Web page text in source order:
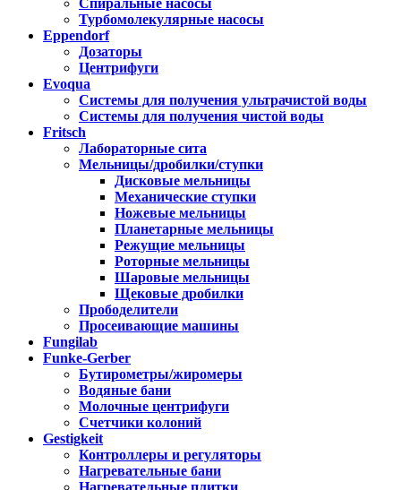
Спиральные насосы
Турбомолекулярные насосы
Eppendorf
Дозаторы
Центрифуги
Evoqua
Системы для получения ультрачистой воды
Системы для получения чистой воды
Fritsch
Лабораторные сита
Мельницы/дробилки/ступки
Дисковые мельницы
Механические ступки
Ножевые мельницы
Планетарные мельницы
Режущие мельницы
Роторные мельницы
Шаровые мельницы
Щековые дробилки
Прободелители
Просеивающие машины
Fungilab
Funke-Gerber
Бутирометры/жиромеры
Водяные бани
Молочные центрифуги
Счетчики колоний
Gestigkeit
Контроллеры и регуляторы
Нагревательные бани
Нагревательные плитки